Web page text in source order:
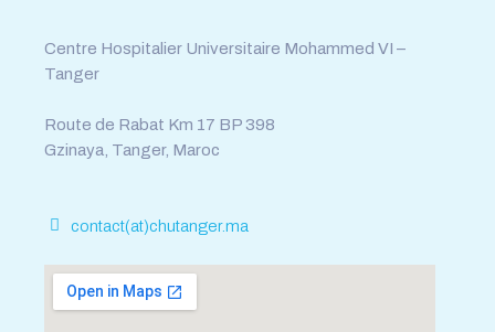
Centre Hospitalier Universitaire Mohammed VI –
Tanger
Route de Rabat Km 17 BP 398
Gzinaya, Tanger, Maroc
contact(at)chutanger.ma